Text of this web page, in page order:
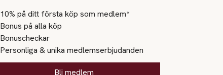
10% på ditt första köp som medlem*
Bonus på alla köp
Bonuscheckar
Personliga & unika medlemserbjudanden
Bli medlem